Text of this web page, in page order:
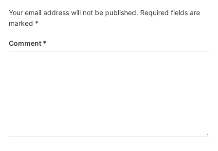
Your email address will not be published. Required fields are
marked *
Comment *